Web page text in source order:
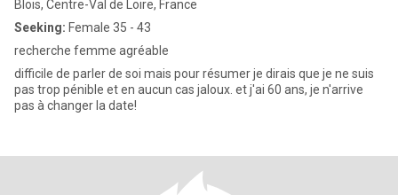
Blois, Centre-Val de Loire, France
Seeking: Female 35 - 43
recherche femme agréable
difficile de parler de soi mais pour résumer je dirais que je ne suis
pas trop pénible et en aucun cas jaloux. et j'ai 60 ans, je n'arrive
pas à changer la date!